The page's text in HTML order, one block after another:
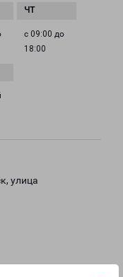
с 09:00 до
18:00
улица